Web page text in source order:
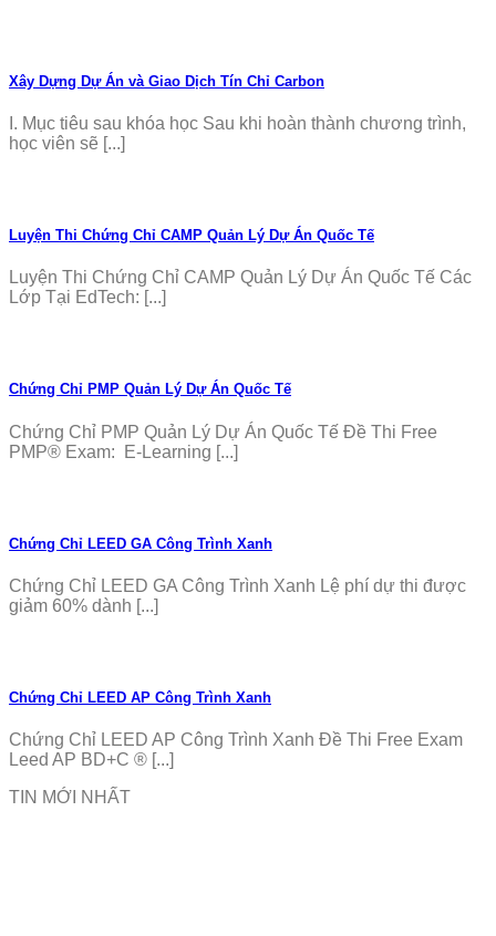
Xây Dựng Dự Án và Giao Dịch Tín Chỉ Carbon
I. Mục tiêu sau khóa học Sau khi hoàn thành chương trình,
học viên sẽ [...]
Luyện Thi Chứng Chỉ CAMP Quản Lý Dự Án Quốc Tế
Luyện Thi Chứng Chỉ CAMP Quản Lý Dự Án Quốc Tế Các
Lớp Tại EdTech: [...]
Chứng Chỉ PMP Quản Lý Dự Án Quốc Tế
Chứng Chỉ PMP Quản Lý Dự Án Quốc Tế Đề Thi Free
PMP® Exam: E-Learning [...]
Chứng Chỉ LEED GA Công Trình Xanh
Chứng Chỉ LEED GA Công Trình Xanh Lệ phí dự thi được
giảm 60% dành [...]
Chứng Chỉ LEED AP Công Trình Xanh
Chứng Chỉ LEED AP Công Trình Xanh Đề Thi Free Exam
Leed AP BD+C ® [...]
TIN MỚI NHẤT